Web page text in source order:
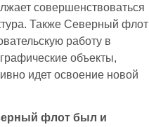
совершенствоваться
Также Северный флот
работу в
объекты,
идет освоение новой
флот был и